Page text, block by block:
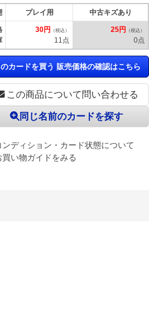
この商品について問い合わせる
同じ名前のカードを探す
ンディション・カード状態について
買い物ガイドをみる
プレイ用
30円 （税込）
11点
中古キズあり
25円 （税込）
0点
カードを買う 販売価格の確認はこちら